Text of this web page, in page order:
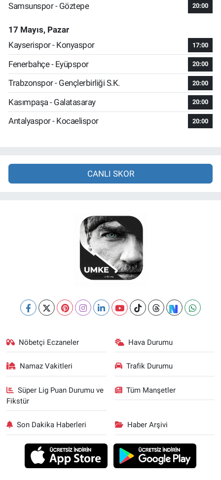
Samsunspor - Göztepe 20:00
17 Mayıs, Pazar
Kayserispor - Konyaspor
17:00
Fenerbahçe - Eyüpspor 20:00
Trabzonspor - Gençlerbirliği S.K. 20:00
Kasımpaşa - Galatasaray 20:00
Antalyaspor - Kocaelispor 20:00
CANLI SKOR
Nöbetçi Eczaneler Hava Durumu
Namaz Vakitleri Trafik Durumu
Süper Lig Puan Durumu ve
Fikstür
Tüm Manşetler
Son Dakika Haberleri Haber Arşivi